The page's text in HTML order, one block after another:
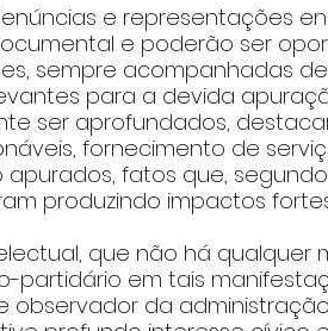
e representações
e poderão ser
sempre acompanhadas
para a devida
ser aprofundados,
fornecimento de
apurados, fatos que, segundo
produzindo impactos
que não há qualquer
em tais
da